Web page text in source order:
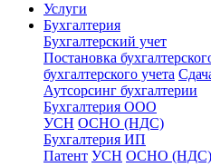
Услуги
Бухгалтерия
Бухгалтерский учет
Постановка
бухгалтерского учета
Аутсорсинг бухгалтерии
Бухгалтерия ООО
УСН ОСНО (НДС)
Бухгалтерия ИП
Патент УСН ОСНО (НДС)